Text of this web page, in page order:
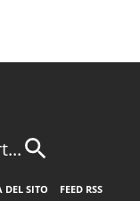
DEL SITO
FEED RSS